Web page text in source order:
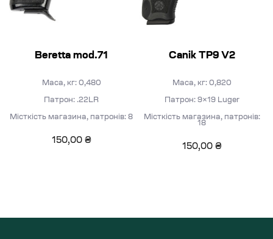
Beretta mod.71
Маса, кг: 0,480
Патрон: .22LR
Місткість магазина, патронів: 8
150,00 ₴
Canik TP9 V2
Маса, кг: 0,820
Патрон: 9×19 Luger
Місткість магазина, патронів:
18
150,00 ₴